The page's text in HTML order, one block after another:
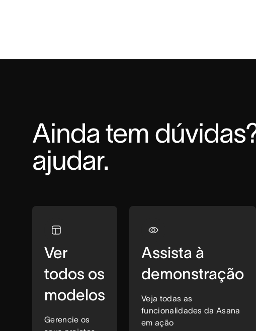
Ainda tem
ajudar.
Ver
todos os
modelos
Gerencie os
Assista à
demonstração
Veja todas as
funcionalidades da Asana
em ação